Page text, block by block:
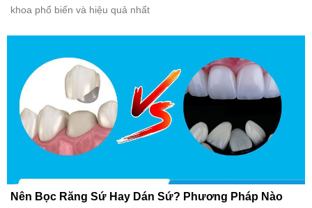
khoa phổ biến và hiệu quả nhất
Nên Bọc Răng Sứ Hay Dán Sứ? Phương Pháp Nào